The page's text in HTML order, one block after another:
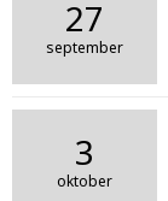
27
september
3
oktober